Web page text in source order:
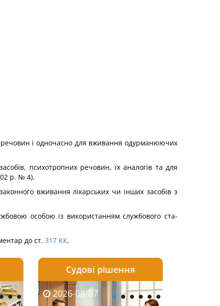
і одночасно для вживання одурманюючих
психотропних речовин, їх аналогів та для
р. № 4).
вживання лікарських чи інших засо­бів з
особою із використанням службового ста­
до ст. 317 КК.
2026-08-06 2026-08-05
2026-08-03 2026-08-03
2026-08-07 2026-08-06
Судові рішення
2026-08-07